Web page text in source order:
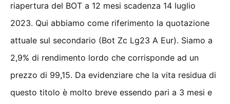
riapertura del BOT a 12 mesi scadenza 14 luglio
2023. Qui abbiamo come riferimento la quotazione
attuale sul secondario (Bot Zc Lg23 A Eur). Siamo a
2,9% di rendimento lordo che corrisponde ad un
prezzo di 99,15. Da evidenziare che la vita residua di
questo titolo è molto breve essendo pari a 3 mesi e